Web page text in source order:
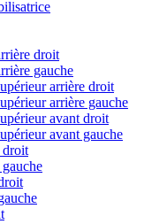
droit
gauche
arrière droit
arrière gauche
avant droit
avant gauche
droit